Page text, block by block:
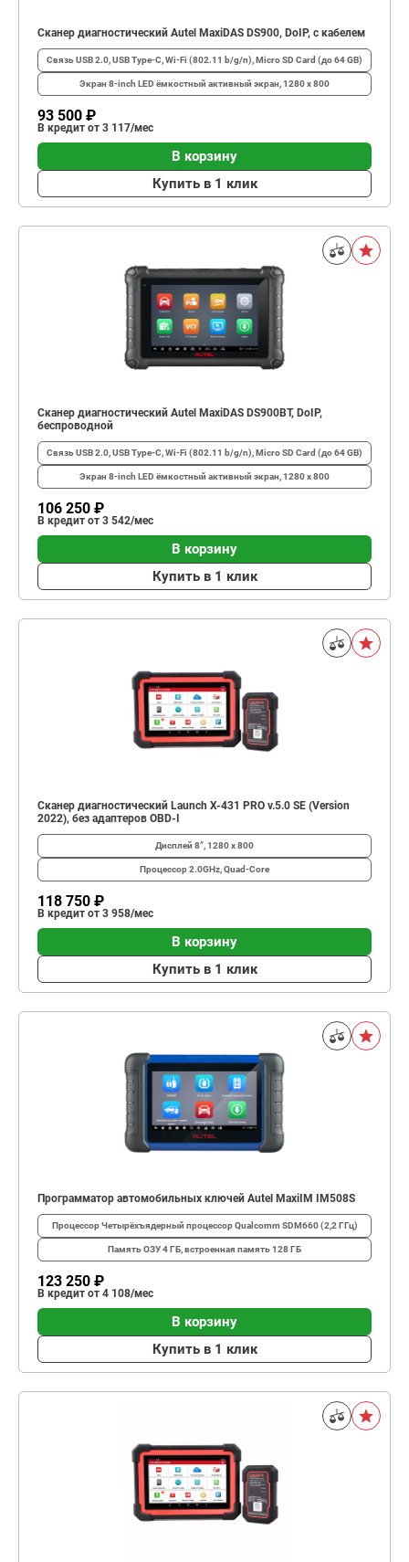
Сканер диагностический Autel MaxiDAS DS900, DoIP, с кабелем
СвязьUSB 2.0, USB Type-C, Wi-Fi (802.11 b/g/n), Micro SD Card (до 64 GB)
Экран 8-inch LED ёмкостный активный экран, 1280 x 800
93 500 ₽
В кредит от 3 117/мес
В корзину
Купить в 1 клик
Сканер диагностический Autel MaxiDAS DS900BT, DoIP,
беспроводной
СвязьUSB 2.0, USB Type-C, Wi-Fi (802.11 b/g/n), Micro SD Card (до 64 GB)
Экран 8-inch LED ёмкостный активный экран, 1280 x 800
106 250 ₽
В кредит от 3 542/мес
В корзину
Купить в 1 клик
Сканер диагностический Launch X-431 PRO v.5.0 SE (Version
2022), без адаптеров OBD-I
Дисплей 8”, 1280 х 800
Процессор2.0GHz, Quad-Core
118 750 ₽
В кредит от 3 958/мес
В корзину
Купить в 1 клик
Программатор автомобильных ключей Autel MaxiIM IM508S
ПроцессорЧетырёхъядерный процессор Qualcomm SDM660 (2,2 ГГц)
ПамятьОЗУ 4 ГБ, встроенная память 128 ГБ
123 250 ₽
В кредит от 4 108/мес
В корзину
Купить в 1 клик